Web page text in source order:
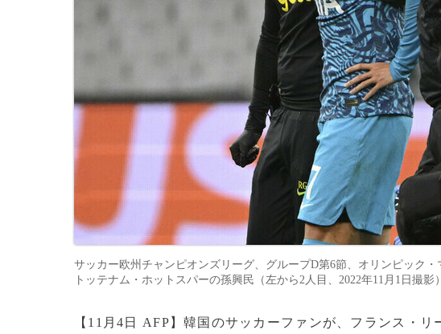
サッカー欧州チャンピオンズリーグ、グループD第6節、オリンピック
トッテナム・ホットスパーの孫興民（左から2人目、2022年11月1日撮影
【11月4日 AFP】韓国のサッカーファンが、フランス・